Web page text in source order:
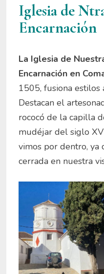
Iglesia de
Encarnación
La Iglesia de
Encarnación en
1505, fusiona
Destacan el
rococó de la capilla
mudéjar del siglo
vimos por dentro, ya
cerrada en nuestra